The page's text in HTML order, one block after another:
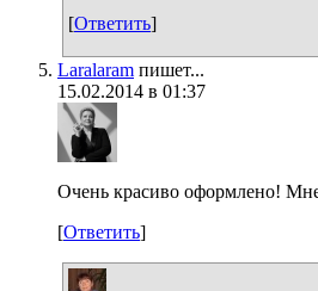
[Ответить]
Laralaram пишет...
15.02.2014 в 01:37
Очень красиво оформлено!
[Ответить]